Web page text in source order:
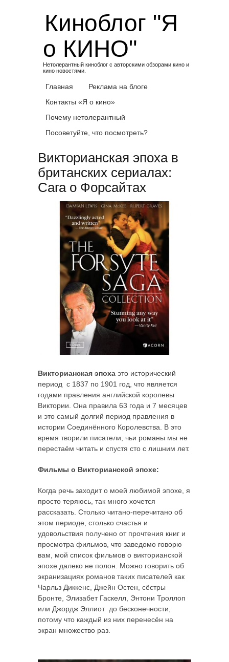
Киноблог "Я
о КИНО"
Нетолерантный киноблог с авторскими обзорами кино и
кино новостями.
Главная
Реклама на блоге
Контакты «Я о кино»
Почему нетолерантный
Посоветуйте, что посмотреть?
Викторианская эпоха в
британских сериалах:
Сага о Форсайтах
Викторианская эпоха это исторический
период с 1837 по 1901 год, что является
годами правления английской королевы
Виктории. Она правила 63 года и 7 месяцев
и это самый долгий период правления в
истории Соединённого Королевства. В это
время творили писатели, чьи романы мы не
перестаём читать и спустя сто с лишним лет.
Фильмы о Викторианской эпохе:
Когда речь заходит о моей любимой эпохе, я
просто теряюсь, так много хочется
рассказать. Столько читано-перечитано об
этом периоде, столько счастья и
удовольствия получено от прочтения книг и
просмотра фильмов, что заведомо говорю
вам, мой список фильмов о викторианской
эпохе далеко не полон. Можно говорить об
экранизациях романов таких писателей как
Чарльз Диккенс, Джейн Остен, сёстры
Бронте, Элизабет Гаскелл, Энтони Троллоп
или Джордж Эллиот до бесконечности,
потому что каждый из них перенесён на
экран множество раз.